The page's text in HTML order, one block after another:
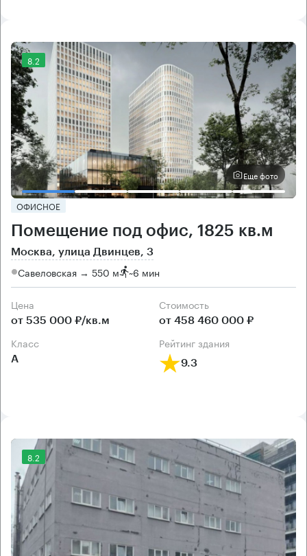
8.2
Еще фото
ОФИСНОЕ
Помещение под офис, 1825 кв.м
Москва, улица Двинцев, 3
Савеловская → 550 м ~6 мин
Цена
от 535 000 ₽/кв.м
Cтоимость
от 458 460 000 ₽
класс
А
рейтинг здания
9.3
8.2